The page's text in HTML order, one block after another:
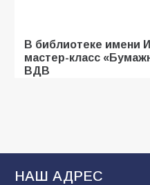
В библиотеке имени
мастер-класс
ВДВ
образовательного
106 05.08.2026
НАШ АДРЕС